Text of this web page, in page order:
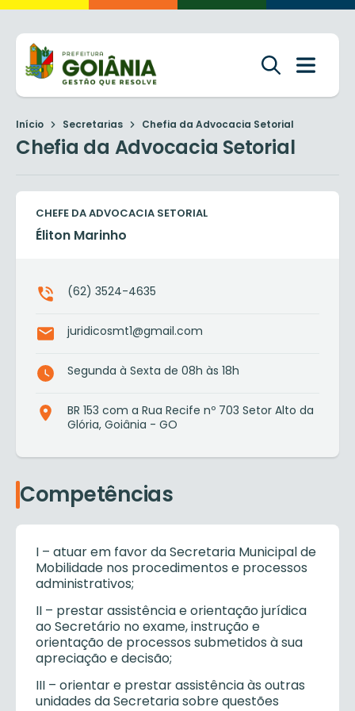
Início Secretarias Chefia da Advocacia Setorial
Chefia da Advocacia Setorial
CHEFE DA ADVOCACIA SETORIAL
Éliton Marinho
(62) 3524-4635
juridicosmt1@gmail.com
Segunda à Sexta de 08h às 18h
BR 153 com a Rua Recife nº 703 Setor Alto da
Glória, Goiânia - GO
Competências
I – atuar em favor da Secretaria Municipal de
Mobilidade nos procedimentos e processos
administrativos;
II – prestar assistência e orientação jurídica
ao Secretário no exame, instrução e
orientação de processos submetidos à sua
apreciação e decisão;
III – orientar e prestar assistência às outras
unidades da Secretaria sobre questões